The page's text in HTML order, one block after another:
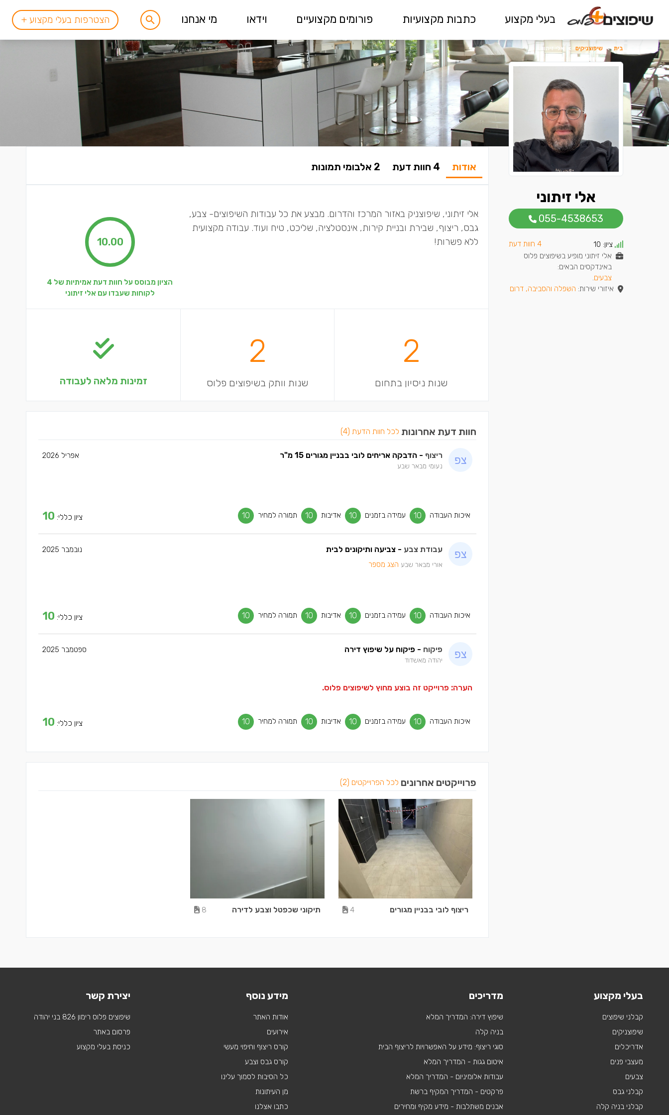
בעלי מקצוע כתבות מקצועיות פורומים מקצועיים וידאו מי אנחנו הצטרפות בעלי מקצוע +
בית > שיפוצניקים > אלי זיתוני
אלי זיתוני
055-4538653
ציון: 10
4 חוות דעת
אלי זיתוני מופיע בשיפוצים פלוס
באינדקסים הבאים:
צבעים.
איזורי שירות: השפלה והסביבה, דרום
אודות 4 חוות דעת 2 אלבומי תמונות
אלי זיתוני, שיפוצניק באזור המרכז והדרום. מבצע את כל עבודות השיפוצים- צבע,
גבס, ריצוף, שבירת ובניית קירות, אינסטלציה, שליכט, טיח ועוד. עבודה מקצועית
ללא פשרות!
10.00
הציון מבוסס על חוות דעת אמיתיות של 4
לקוחות שעבדו עם אלי זיתוני
2
שנות ניסיון בתחום
2
שנות וותק בשיפוצים פלוס זמינות מלאה לעבודה
חוות דעת אחרונות לכל חוות הדעת (4)
ריצוף - הדבקה אריחים לובי בבניין מגורים 15 מ"ר
נעומי מבאר שבע
אפריל 2026
איכות העבודה 10 עמידה בזמנים 10 אדיבות 10 תמורה למחיר 10 ציון כללי: 10
עבודת צבע - צביעה ותיקונים לבית
אורי מבאר שבע הצג מספר
נובמבר 2025
איכות העבודה 10 עמידה בזמנים 10 אדיבות 10 תמורה למחיר 10 ציון כללי: 10
פיקוח - פיקוח על שיפוץ דירה
יהודה מאשדוד
ספטמבר 2025
הערה: פרוייקט זה בוצע מחוץ לשיפוצים פלוס.
איכות העבודה 10 עמידה בזמנים 10 אדיבות 10 תמורה למחיר 10 ציון כללי: 10
פרוייקטים אחרונים לכל הפרוייקטים (2)
ריצוף לובי בבניין מגורים 4 תיקוני שכפטל וצבע לדירה 8
בעלי מקצוע
קבלני שיפוצים
שיפוצניקים
אדריכלים
מעצבי פנים
צבעים
קבלני גבס
קבלני בניה קלה
מדריכים
שיפוץ דירה: המדריך המלא
בניה קלה
סוגי ריצוף: מידע על האפשרויות לריצוף הבית
איטום גגות - המדריך המלא
עבודות אלומיניום - המדריך המלא
פרקטים - המדריך המקיף ברשת
אבנים משתלבות - מידע מקיף ומחירים
מידע נוסף
אודות האתר
אירועים
קורס ריצוף וחיפוי מעשי
קורס גבס וצבע
כל הסיבות לסמוך עלינו
מן העיתונות
כתבו אצלנו
יצירת קשר
שיפוצים פלוס רימון 826 בני יהודה
פרסום באתר
כניסת בעלי מקצוע